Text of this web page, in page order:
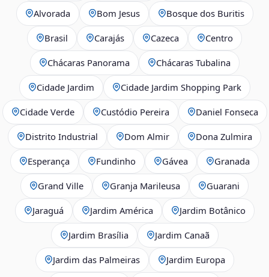
Alvorada Bom Jesus Bosque dos Buritis
Brasil Carajás Cazeca Centro
Chácaras Panorama Chácaras Tubalina
Cidade Jardim Cidade Jardim Shopping Park
Cidade Verde Custódio Pereira Daniel Fonseca
Distrito Industrial Dom Almir Dona Zulmira
Esperança Fundinho Gávea Granada
Grand Ville Granja Marileusa Guarani
Jaraguá Jardim América Jardim Botânico
Jardim Brasília Jardim Canaã
Jardim das Palmeiras Jardim Europa